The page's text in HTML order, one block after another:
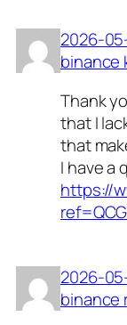
2026-
binance
Thank
that I
that
I have a
https://
2026-
binance